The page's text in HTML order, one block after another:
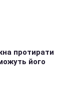
протирати
його